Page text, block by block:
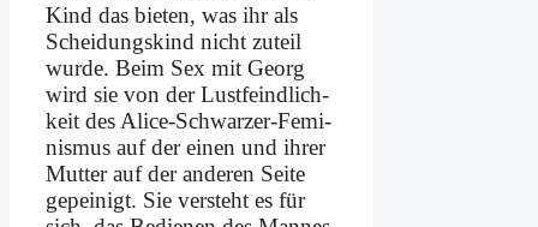
Kind das bie­ten, was ihr als
Schei­dungs­kind nicht zu­teil
wur­de. Beim Sex mit Ge­org
wird sie von der Lust­feind­lich­
keit des Ali­ce-Schwar­zer-Fe­mi­
nis­mus auf der ei­nen und ih­rer
Mut­ter auf der an­de­ren Sei­te
ge­pei­nigt. Sie ver­steht es für